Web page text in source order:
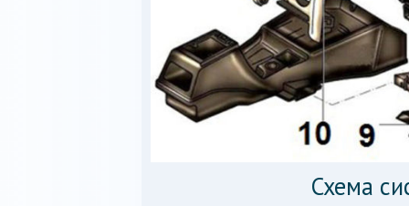
Схема